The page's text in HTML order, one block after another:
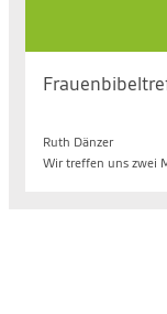
Ruth Dänzer
Wir treffen uns zwei